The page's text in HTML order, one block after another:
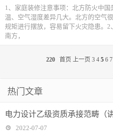
1、家庭装修注意事项：北方防火中
温、空气湿度差异几大。北方的空气
规矩进行摆放，容易留下火灾隐患。
南方，
220 首页 上一页 3 4 5 6 7
热门文章
电力设计乙级资质承接范畴（
2022-07-07